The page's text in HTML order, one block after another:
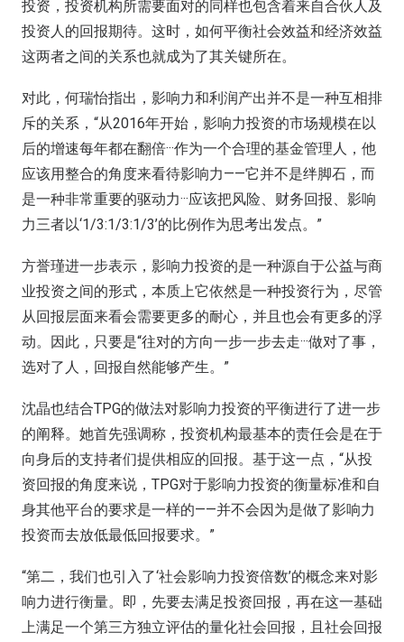
投资，投资机构所需要面对的同样也包含着来自合伙人及
投资人的回报期待。这时，如何平衡社会效益和经济效益
这两者之间的关系也就成为了其关键所在。
对此，何瑞怡指出，影响力和利润产出并不是一种互相排
斥的关系，“从2016年开始，影响力投资的市场规模在以
后的增速每年都在翻倍···作为一个合理的基金管理人，他
应该用整合的角度来看待影响力——它并不是绊脚石，而
是一种非常重要的驱动力···应该把风险、财务回报、影响
力三者以‘1/3:1/3:1/3’的比例作为思考出发点。”
方誉瑾进一步表示，影响力投资的是一种源自于公益与商
业投资之间的形式，本质上它依然是一种投资行为，尽管
从回报层面来看会需要更多的耐心，并且也会有更多的浮
动。因此，只要是“往对的方向一步一步去走···做对了事，
选对了人，回报自然能够产生。”
沈晶也结合TPG的做法对影响力投资的平衡进行了进一步
的阐释。她首先强调称，投资机构最基本的责任会是在于
向身后的支持者们提供相应的回报。基于这一点，“从投
资回报的角度来说，TPG对于影响力投资的衡量标准和自
身其他平台的要求是一样的——并不会因为是做了影响力
投资而去放低最低回报要求。”
“第二，我们也引入了‘社会影响力投资倍数’的概念来对影
响力进行衡量。即，先要去满足投资回报，再在这一基础
上满足一个第三方独立评估的量化社会回报，且社会回报